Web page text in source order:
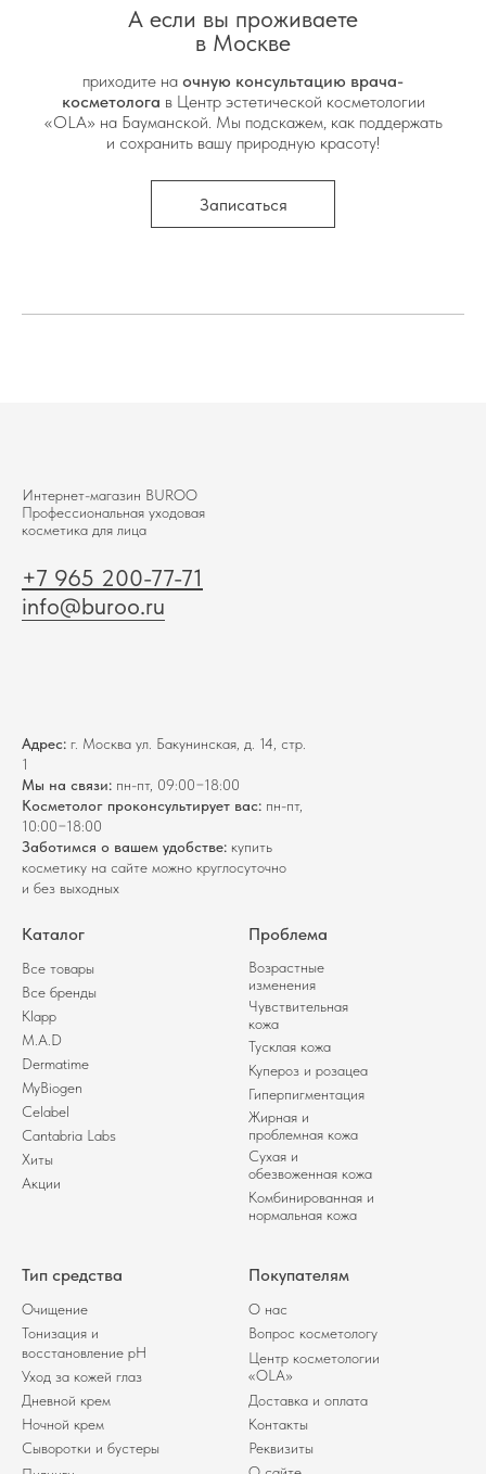
приходите на очную консультацию врача-
косметолога в Центр эстетической косметологии
«OLA» на Бауманской. Мы подскажем, как поддержать
и сохранить вашу природную красоту!
А если вы проживаете
в Москве
Записаться
Адрес: г. Москва ул. Бакунинская, д. 14, стр.
1
Мы на связи: пн-пт, 09:00−18:00
Косметолог проконсультирует вас: пн-пт,
10:00−18:00
Заботимся о вашем удобстве: купить
косметику на сайте можно круглосуточно
и без выходных
О нас
Доставка и оплата
Центр косметологии
«OLA»
Вопрос косметологу
Реквизиты
Контакты
Покупателям
Тусклая кожа
Жирная и
проблемная кожа
Комбинированная и
нормальная кожа
Сухая и
обезвоженная кожа
Гиперпигментация
Купероз и розацеа
Возрастные
изменения
Чувствительная
кожа
Проблема
Тонизация и
восстановление pH
Очищение
Уход за кожей глаз
Дневной крем
Ночной крем
Сыворотки и бустеры
Тип средства
Каталог
MyBiogen
Dermatime
Хиты
Акции
Cantabria Labs
Celabel
M.A.D
Klapp
+7 965 200-77-71
info@buroo.ru
Все товары
Все бренды
Интернет-магазин BUROО
Профессиональная уходовая
косметика для лица